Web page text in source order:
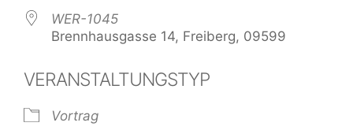
WER-1045
Brennhausgasse 14, Freiberg, 09599
VERANSTALTUNGSTYP
Vortrag